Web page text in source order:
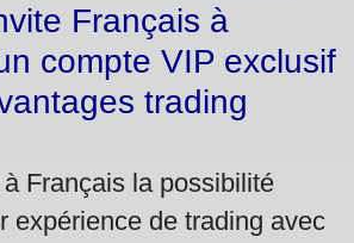
Français à
compte VIP exclusif
trading
Français la possibilité
expérience de trading avec